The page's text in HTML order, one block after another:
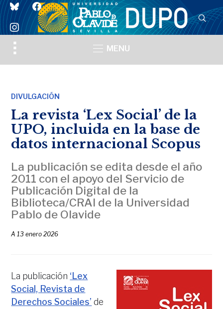
blueskyfacebook
instagram
Toggle
sidebar
MENU
DIVULGACIÓN
La revista ‘Lex Social’ de la
UPO, incluida en la base de
datos internacional Scopus
La publicación se edita desde el año
2011 con el apoyo del Servicio de
Publicación Digital de la
Biblioteca/CRAI de la Universidad
Pablo de Olavide
A13 enero 2026
La publicación ‘Lex
Social, Revista de
Derechos Sociales’ de